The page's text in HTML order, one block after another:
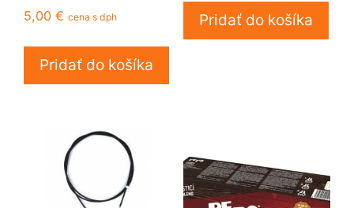
5,00 € cena s dph
Pridať do košíka
Pridať do košíka